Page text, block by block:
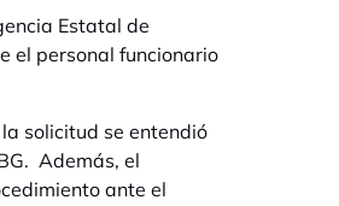
Estatal de
el personal funcionario
solicitud se entendió
Además, el
ante el